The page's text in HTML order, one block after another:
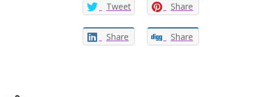
Tweet Share
Share Share